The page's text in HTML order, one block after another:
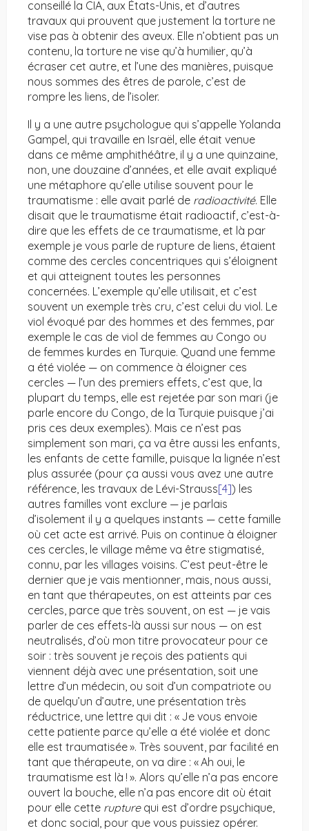
conseillé la CIA, aux États-Unis, et d’autres
travaux qui prouvent que justement la torture ne
vise pas à obtenir des aveux. Elle n’obtient pas un
contenu, la torture ne vise qu’à humilier, qu’à
écraser cet autre, et l’une des manières, puisque
nous sommes des êtres de parole, c’est de
rompre les liens, de l’isoler.
Il y a une autre psychologue qui s’appelle Yolanda
Gampel, qui travaille en Israël, elle était venue
dans ce même amphithéâtre, il y a une quinzaine,
non, une douzaine d’années, et elle avait expliqué
une métaphore qu’elle utilise souvent pour le
traumatisme : elle avait parlé de radioactivité. Elle
disait que le traumatisme était radioactif, c’est-à-
dire que les effets de ce traumatisme, et là par
exemple je vous parle de rupture de liens, étaient
comme des cercles concentriques qui s’éloignent
et qui atteignent toutes les personnes
concernées. L’exemple qu’elle utilisait, et c’est
souvent un exemple très cru, c’est celui du viol. Le
viol évoqué par des hommes et des femmes, par
exemple le cas de viol de femmes au Congo ou
de femmes kurdes en Turquie. Quand une femme
a été violée — on commence à éloigner ces
cercles — l’un des premiers effets, c’est que, la
plupart du temps, elle est rejetée par son mari (je
parle encore du Congo, de la Turquie puisque j’ai
pris ces deux exemples). Mais ce n’est pas
simplement son mari, ça va être aussi les enfants,
les enfants de cette famille, puisque la lignée n’est
plus assurée (pour ça aussi vous avez une autre
référence, les travaux de Lévi-Strauss[4]) les
autres familles vont exclure — je parlais
d’isolement il y a quelques instants — cette famille
où cet acte est arrivé. Puis on continue à éloigner
ces cercles, le village même va être stigmatisé,
connu, par les villages voisins. C’est peut-être le
dernier que je vais mentionner, mais, nous aussi,
en tant que thérapeutes, on est atteints par ces
cercles, parce que très souvent, on est — je vais
parler de ces effets-là aussi sur nous — on est
neutralisés, d’où mon titre provocateur pour ce
soir : très souvent je reçois des patients qui
viennent déjà avec une présentation, soit une
lettre d’un médecin, ou soit d’un compatriote ou
de quelqu’un d’autre, une présentation très
réductrice, une lettre qui dit : « Je vous envoie
cette patiente parce qu’elle a été violée et donc
elle est traumatisée ». Très souvent, par facilité en
tant que thérapeute, on va dire : « Ah oui, le
traumatisme est là ! ». Alors qu’elle n’a pas encore
ouvert la bouche, elle n’a pas encore dit où était
pour elle cette rupturequi est d’ordre psychique,
et donc social, pour que vous puissiez opérer.